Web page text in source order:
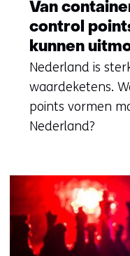
Van
control
kunnen
Nederland is
waardeketens.
points vormen
Nederland?